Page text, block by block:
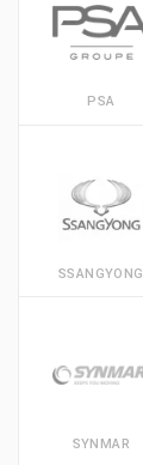
PSA
SSANGYONG
SYNMAR